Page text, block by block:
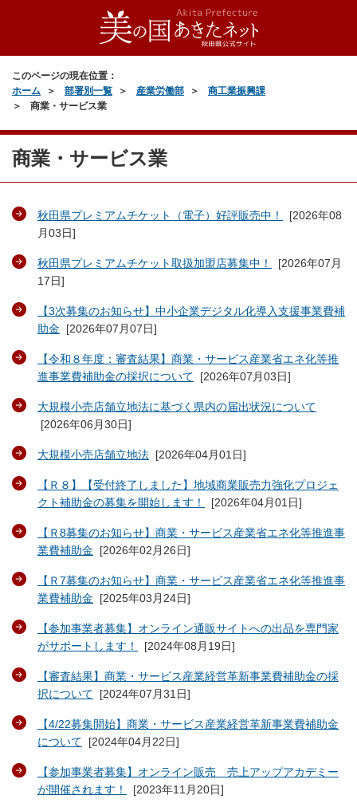
このページの現在位置：
ホーム
部署別一覧 産業労働部
商工業振興課
商業・サービス業
商業・サービス業
秋田県プレミアムチケット（電子）好評販売中！ [2026年08
月03日]
秋田県プレミアムチケット取扱加盟店募集中！ [2026年07月
17日]
【3次募集のお知らせ】中小企業デジタル化導入支援事業費補
助金 [2026年07月07日]
【令和８年度：審査結果】商業・サービス産業省エネ化等推
進事業費補助金の採択について [2026年07月03日]
大規模小売店舗立地法に基づく県内の届出状況について
[2026年06月30日]
大規模小売店舗立地法 [2026年04月01日]
【Ｒ８】【受付終了しました】地域商業販売力強化プロジェ
クト補助金の募集を開始します！
[2026年04月01日]
【Ｒ8募集のお知らせ】商業・サービス産業省エネ化等推進事
業費補助金 [2026年02月26日]
【Ｒ7募集のお知らせ】商業・サービス産業省エネ化等推進事
業費補助金 [2025年03月24日]
【参加事業者募集】オンライン通販サイトへの出品を専門家
がサポートします！
[2024年08月19日]
【審査結果】商業・サービス産業経営革新事業費補助金の採
択について [2024年07月31日]
【4/22募集開始】商業・サービス産業経営革新事業費補助金
について [2024年04月22日]
【参加事業者募集】オンライン販売 売上アップアカデミー
が開催されます！
[2023年11月20日]